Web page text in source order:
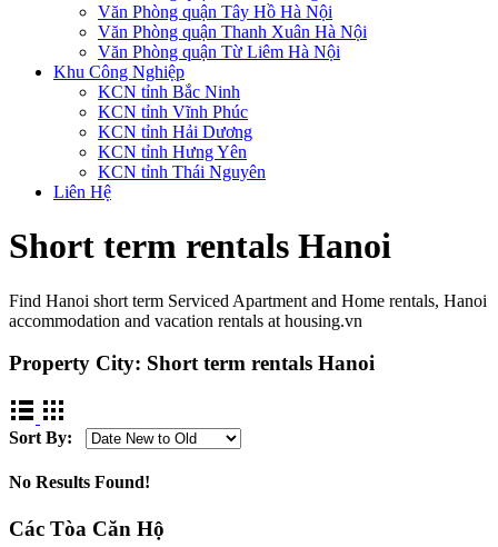
Văn Phòng quận Tây Hồ Hà Nội
Văn Phòng quận Thanh Xuân Hà Nội
Văn Phòng quận Từ Liêm Hà Nội
Khu Công Nghiệp
KCN tỉnh Bắc Ninh
KCN tỉnh Vĩnh Phúc
KCN tỉnh Hải Dương
KCN tỉnh Hưng Yên
KCN tỉnh Thái Nguyên
Liên Hệ
Short term rentals Hanoi
Find Hanoi short term Serviced Apartment and Home rentals, Hanoi
accommodation and vacation rentals at housing.vn
Property City: Short term rentals Hanoi
Sort By:
No Results Found!
Các Tòa Căn Hộ